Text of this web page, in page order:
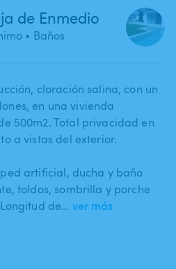
de Enmedio
• Baños
cloración salina​,​ con un
en una vivienda
500m2. Total privacidad en
a vistas del exterior.
artificial​,​ ducha y baño
toldos​,​ sombrilla y porche
de… ver más